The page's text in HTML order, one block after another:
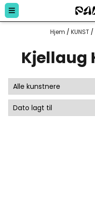
Hopp til innhold
Hjem / KUNST /
Kjellaug